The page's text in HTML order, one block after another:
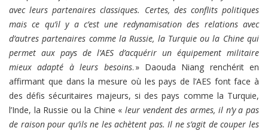
avec leurs partenaires classiques. Certes, des conflits politiques
mais ce qu’il y a c’est une redynamisation des relations avec
d’autres partenaires comme la Russie, la Turquie ou la Chine qui
permet aux pays de l’AES d’acquérir un équipement militaire
mieux adapté à leurs besoins. » Daouda Niang renchérit en
affirmant que dans la mesure où les pays de l’AES font face à
des défis sécuritaires majeurs, si des pays comme la Turquie,
l’Inde, la Russie ou la Chine « leur vendent des armes, il n’y a pas
de raison pour qu’ils ne les achètent pas. Il ne s’agit de couper les